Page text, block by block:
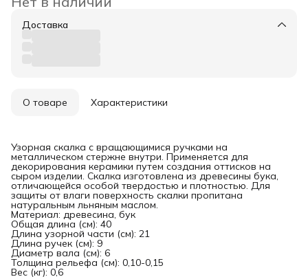
Доставка
О товаре Характеристики
Узорная скалка с вращающимися ручками на
металлическом стержне внутри. Применяется для
декорирования керамики путем создания оттисков на
сыром изделии. Скалка изготовлена из древесины бука,
отличающейся особой твердостью и плотностью. Для
защиты от влаги поверхность скалки пропитана
натуральным льняным маслом.
Материал: древесина, бук
Общая длина (см): 40
Длина узорной части (см): 21
Длина ручек (см): 9
Диаметр вала (см): 6
Толщина рельефа (см): 0,10-0,15
Вес (кг): 0,6